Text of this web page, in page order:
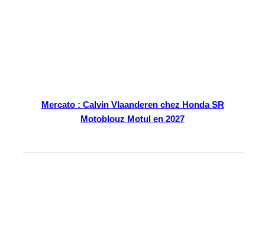
Mercato : Calvin Vlaanderen chez Honda SR
Motoblouz Motul en 2027